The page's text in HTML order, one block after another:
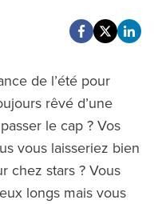
de l’été pour
rêvé d’une
le cap ? Vos
vous laisseriez bien
chez stars ? Vous
longs mais vous